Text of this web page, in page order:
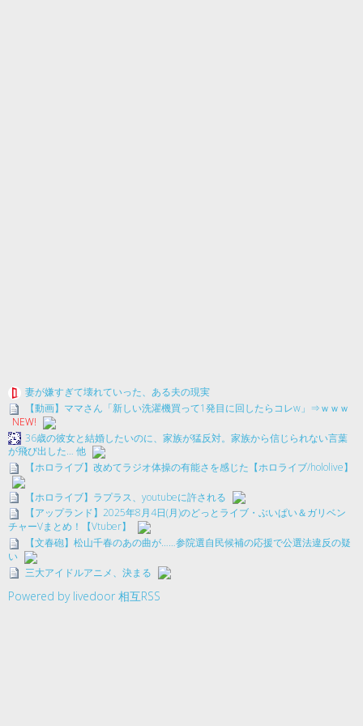
妻が嫌すぎて壊れていった、ある夫の現実
【動画】ママさん「新しい洗濯機買って1発目に回したらコレw」⇒ｗｗｗ
NEW!
36歳の彼女と結婚したいのに、家族が猛反対。家族から信じられない言葉
が飛び出した… 他
【ホロライブ】改めてラジオ体操の有能さを感じた【ホロライブ/hololive】
【ホロライブ】ラプラス、youtubeに許される
【アップランド】2025年8月4日(月)のどっとライブ・ぶいぱい＆ガリベン
チャーVまとめ！【Vtuber】
【文春砲】松山千春のあの曲が……参院選自民候補の応援で公選法違反の疑
い
三大アイドルアニメ、決まる
Powered by livedoor 相互RSS